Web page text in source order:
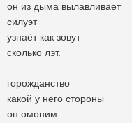
он из дыма вылавливает
силуэт
узнаёт как зовут
сколько лэт.
горожданство
какой у него стороны
он омоним